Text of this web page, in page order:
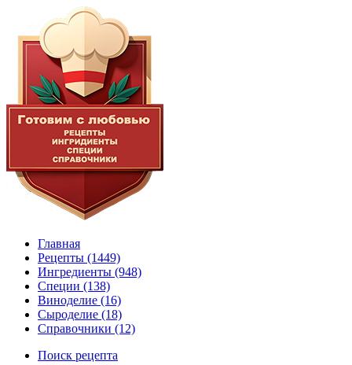
Главная
Рецепты (1449)
Ингредиенты (948)
Специи (138)
Виноделие (16)
Сыроделие (18)
Справочники (12)
Поиск рецепта